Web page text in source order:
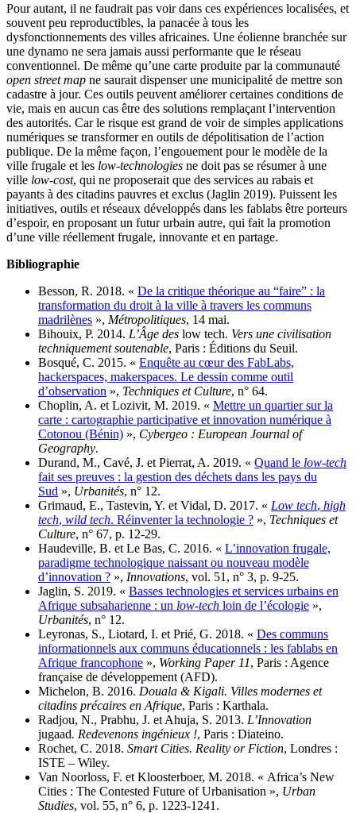
Pour autant, il ne faudrait pas voir dans ces expériences localisées, et
souvent peu reproductibles, la panacée à tous les
dysfonctionnements des villes africaines. Une éolienne branchée sur
une dynamo ne sera jamais aussi performante que le réseau
conventionnel. De même qu’une carte produite par la communauté
open street map ne saurait dispenser une municipalité de mettre son
cadastre à jour. Ces outils peuvent améliorer certaines conditions de
vie, mais en aucun cas être des solutions remplaçant l’intervention
des autorités. Car le risque est grand de voir de simples applications
numériques se transformer en outils de dépolitisation de l’action
publique. De la même façon, l’engouement pour le modèle de la
ville frugale et les low-technologies ne doit pas se résumer à une
ville low-cost, qui ne proposerait que des services au rabais et
payants à des citadins pauvres et exclus (Jaglin 2019). Puissent les
initiatives, outils et réseaux développés dans les fablabs être porteurs
d’espoir, en proposant un futur urbain autre, qui fait la promotion
d’une ville réellement frugale, innovante et en partage.
Bibliographie
Besson, R. 2018. « De la critique théorique au “faire” : la
transformation du droit à la ville à travers les communs
madrilènes », Métropolitiques, 14 mai.
Bihouix, P. 2014. L’Âge des low tech. Vers une civilisation
techniquement soutenable, Paris : Éditions du Seuil.
Bosqué, C. 2015. « Enquête au cœur des FabLabs,
hackerspaces, makerspaces. Le dessin comme outil
d’observation », Techniques et Culture, n° 64.
Choplin, A. et Lozivit, M. 2019. « Mettre un quartier sur la
carte : cartographie participative et innovation numérique à
Cotonou (Bénin) », Cybergeo : European Journal of
Geography.
Durand, M., Cavé, J. et Pierrat, A. 2019. « Quand le low-tech
fait ses preuves : la gestion des déchets dans les pays du
Sud », Urbanités, n° 12.
Grimaud, E., Tastevin, Y. et Vidal, D. 2017. « Low tech, high
tech, wild tech. Réinventer la technologie ? », Techniques et
Culture, n° 67, p. 12‑29.
Haudeville, B. et Le Bas, C. 2016. « L’innovation frugale,
paradigme technologique naissant ou nouveau modèle
d’innovation ? », Innovations, vol. 51, n° 3, p. 9‑25.
Jaglin, S. 2019. « Basses technologies et services urbains en
Afrique subsaharienne : un low-tech loin de l’écologie »,
Urbanités, n° 12.
Leyronas, S., Liotard, I. et Prié, G. 2018. « Des communs
informationnels aux communs éducationnels : les fablabs en
Afrique francophone », Working Paper 11, Paris : Agence
française de développement (AFD).
Michelon, B. 2016. Douala & Kigali. Villes modernes et
citadins précaires en Afrique, Paris : Karthala.
Radjou, N., Prabhu, J. et Ahuja, S. 2013. L’Innovation
jugaad. Redevenons ingénieux !, Paris : Diateino.
Rochet, C. 2018. Smart Cities. Reality or Fiction, Londres :
ISTE – Wiley.
Van Noorloss, F. et Kloosterboer, M. 2018. « Africa’s New
Cities : The Contested Future of Urbanisation », Urban
Studies, vol. 55, n° 6, p. 1223‑1241.